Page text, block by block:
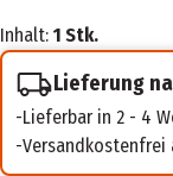
Inhalt: 1 Stk.
Lieferung
Lieferbar in 2 - 4
Versandkostenfrei